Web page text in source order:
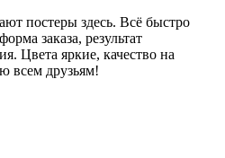
постеры здесь. Всё быстро
заказа, результат
Цвета яркие, качество на
всем друзьям!